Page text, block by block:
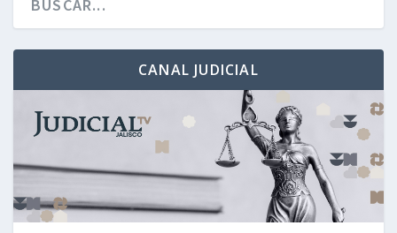
CANAL JUDICIAL